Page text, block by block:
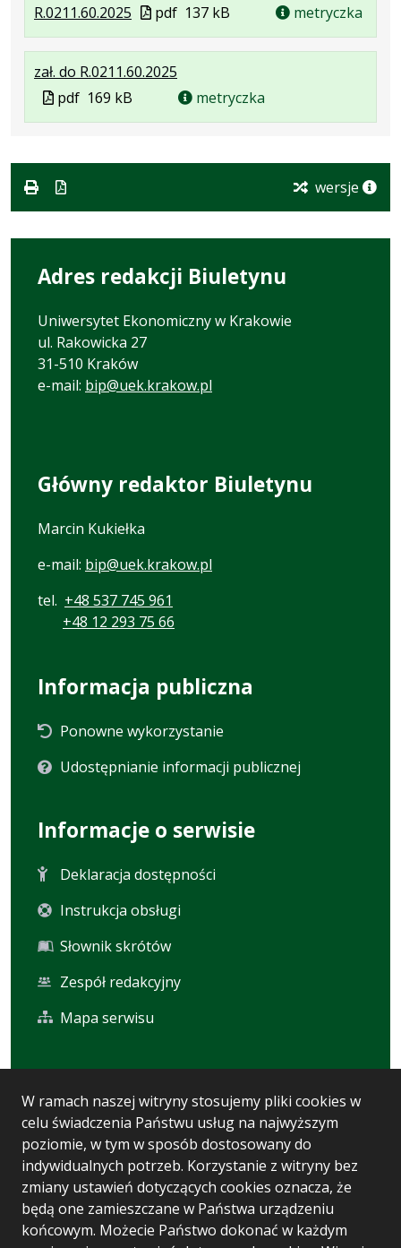
W ramach naszej witryny stosujemy pliki cookies w
celu świadczenia Państwu usług na najwyższym
poziomie, w tym w sposób dostosowany do
indywidualnych potrzeb. Korzystanie z witryny bez
zmiany ustawień dotyczących cookies oznacza, że
będą one zamieszczane w Państwa urządzeniu
końcowym. Możecie Państwo dokonać w każdym
R.0211.60.2025
Plik
w
formacie:
pdf
Rozmiar
pliku:
137
kB
Otwiera
się
w
nowej
karcie.
Plik
w
formacie
pdf 137 kB metryczka
zał. do R.0211.60.2025
Plik
Rozmiar
Otwiera
Plik
w
pdf 169 kB metryczka
wersje
Adres redakcji Biuletynu
Uniwersytet Ekonomiczny w Krakowie
ul. Rakowicka 27
31-510 Kraków
e-mail: bip@uek.krakow.pl
Główny redaktor Biuletynu
Marcin Kukiełka
e-mail: bip@uek.krakow.pl
tel. +48 537 745 961
+48 12 293 75 66
Informacja publiczna
Ponowne wykorzystanie
Udostępnianie informacji publicznej
Informacje o serwisie
Deklaracja dostępności
Instrukcja obsługi
Słownik skrótów
Zespół redakcyjny
Mapa serwisu
Statystyki oglądalności
Ostatnio dodane
Polityka prywatności